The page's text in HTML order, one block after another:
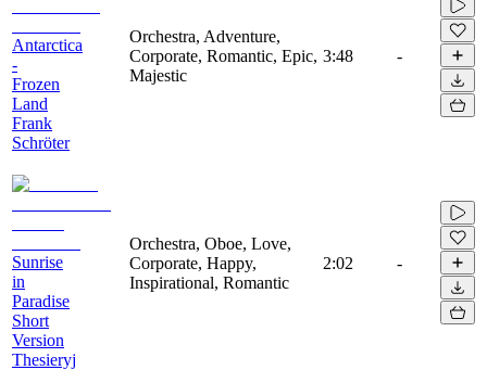
Antarctica
-
Frozen
Land
Frank
Schröter
Orchestra, Adventure,
Corporate, Romantic, Epic,
Majestic
3:48 -
Sunrise
in
Paradise
Short
Version
Thesieryj
Orchestra, Oboe, Love,
Corporate, Happy,
Inspirational, Romantic
2:02 -